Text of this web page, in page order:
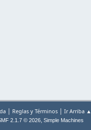
| Reglas y Términos | Ir Arriba ▲
2.1.7 © 2026, Simple Machines